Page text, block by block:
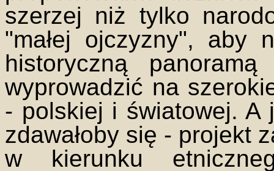
szerzej niż tylko
"małej ojczyzny", aby
historyczną
wyprowadzić na
- polskiej i światowej. A
zdawałoby się - projekt
w kierunku